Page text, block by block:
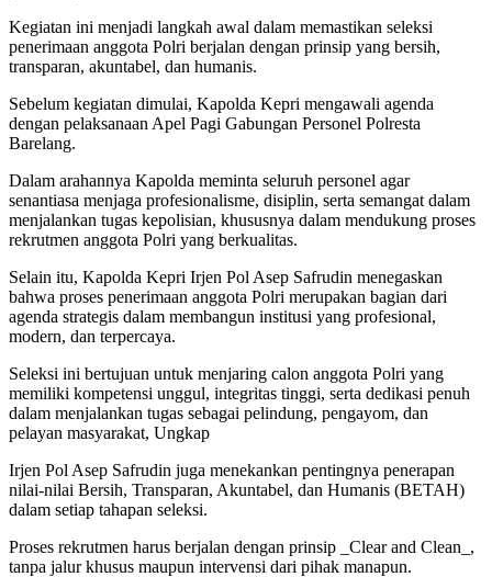
Kegiatan ini menjadi langkah awal dalam memastikan seleksi
penerimaan anggota Polri berjalan dengan prinsip yang bersih,
transparan, akuntabel, dan humanis.
Sebelum kegiatan dimulai, Kapolda Kepri mengawali agenda
dengan pelaksanaan Apel Pagi Gabungan Personel Polresta
Barelang.
Dalam arahannya Kapolda meminta seluruh personel agar
senantiasa menjaga profesionalisme, disiplin, serta semangat dalam
menjalankan tugas kepolisian, khususnya dalam mendukung proses
rekrutmen anggota Polri yang berkualitas.
Selain itu, Kapolda Kepri Irjen Pol Asep Safrudin menegaskan
bahwa proses penerimaan anggota Polri merupakan bagian dari
agenda strategis dalam membangun institusi yang profesional,
modern, dan terpercaya.
Seleksi ini bertujuan untuk menjaring calon anggota Polri yang
memiliki kompetensi unggul, integritas tinggi, serta dedikasi penuh
dalam menjalankan tugas sebagai pelindung, pengayom, dan
pelayan masyarakat, Ungkap
Irjen Pol Asep Safrudin juga menekankan pentingnya penerapan
nilai-nilai Bersih, Transparan, Akuntabel, dan Humanis (BETAH)
dalam setiap tahapan seleksi.
Proses rekrutmen harus berjalan dengan prinsip _Clear and Clean_,
tanpa jalur khusus maupun intervensi dari pihak manapun.